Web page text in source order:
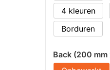
4
Borduren
Back (200